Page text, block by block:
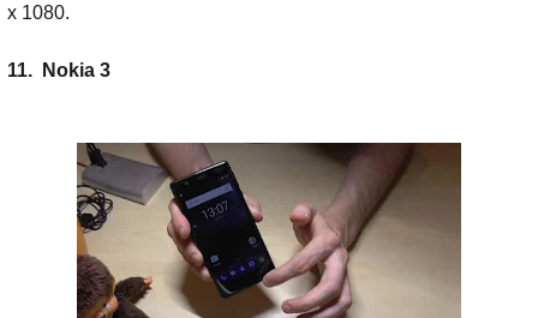
x 1080.
11. Nokia 3